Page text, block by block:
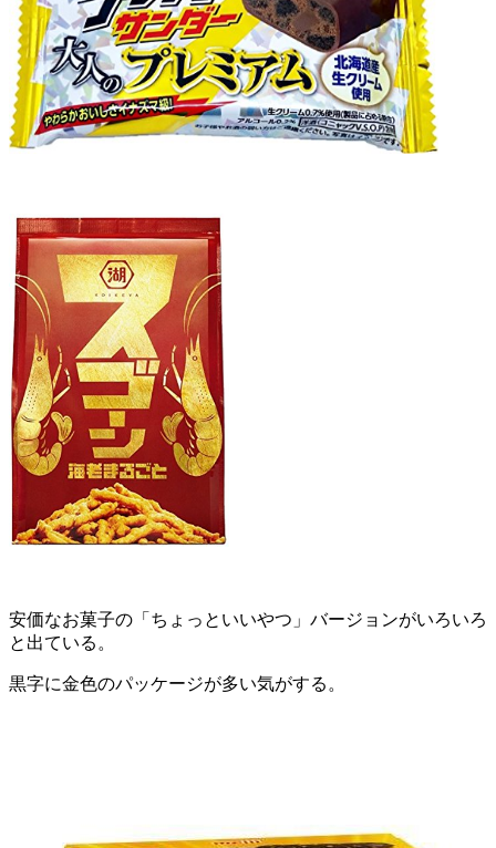
安価なお菓子の「ちょっといいやつ」バージョンがいろいろ
と出ている。
黒字に金色のパッケージが多い気がする。